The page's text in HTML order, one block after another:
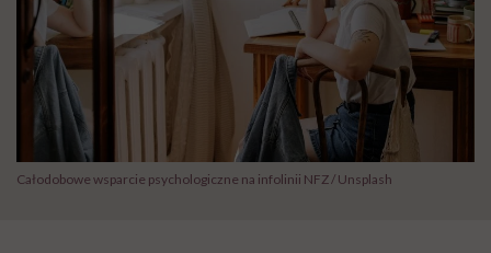
Całodobowe wsparcie psychologiczne na infolinii NFZ / Unsplash